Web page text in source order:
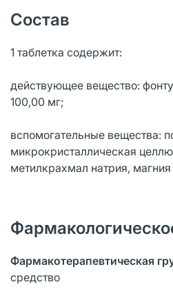
Состав
1 таблетка содержит:
действующее вещество:
100,00 мг;
вспомогательные вещества:
микрокристаллическая
метилкрахмал натрия, магния
Фармакотерапевтическая
средство